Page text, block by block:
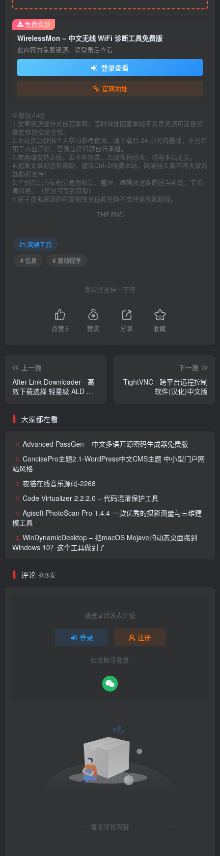
WirelessMon – 中文无线 WiFi 诊断工具免费版
此内容为免费资源，请登录后查看
登录查看
官网地址
免费资源
© 版权声明
1.文章资源部分来自互联网，因时效性因素本站不负责资源可靠性和
稳定性包括安全性。
2.本站资源仅供个人学习参考使用，请下载后 24 小时内删除，不允许
用于商业用途，否则法律问题自行承担。
3.商用请支持正版。若不听劝告，出现任何后果，均与本站无关。
4.如果文章对您有帮助，建议Ctrl+D收藏本站，网站持久离不开大家的
鼓励和支持！
5.个别资源所标积分是对收集、整理、编辑及运维的适当补助，非资
源价格。（积分可签到获取）
6.鉴于虚拟资源的可复制性充值和兑换不支持退款和提现。
THE END
网络工具
# 信息
# 驱动程序
喜欢就支持一下吧
点赞 5 赞赏 分享 收藏
上一篇
After Link Downloader - 高
效下载选择 轻量级 ALD 下
下一篇
TightVNC - 跨平台远程控制
软件(汉化)中文版
大家都在看
Advanced PassGen – 中文多语开源密码生成器免费版
ConcisePro主题2.1-WordPress中文CMS主题 中小型门户网
站风格
夜猫在线音乐源码-2268
Code Virtualizer 2.2.2.0 – 代码混淆保护工具
Agisoft PhotoScan Pro 1.4.4-一款优秀的摄影测量与三维建
模工具
WinDynamicDesktop – 把macOS Mojave的动态桌面搬到
Windows 10？这个工具做到了
评论 抢沙发
请登录后发表评论
登录 注册
社交账号登录
暂无评论内容